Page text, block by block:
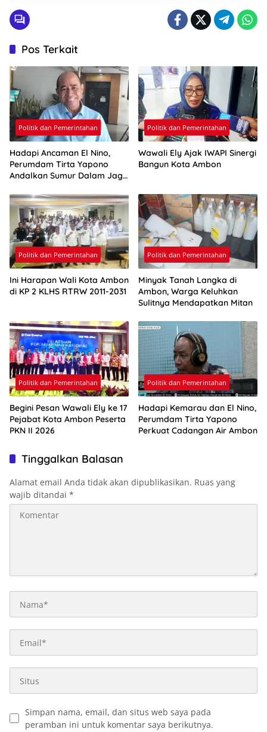
Pos Terkait
Politik dan Pemerintahan
Hadapi Ancaman El Nino,
Perumdam Tirta Yapono
Andalkan Sumur Dalam Jaga
Politik dan Pemerintahan
Wawali Ely Ajak IWAPI Sinergi
Bangun Kota Ambon
Politik dan Pemerintahan
Ini Harapan Wali Kota Ambon
di KP 2 KLHS RTRW 2011-2031
Politik dan Pemerintahan
Minyak Tanah Langka di
Ambon, Warga Keluhkan
Sulitnya Mendapatkan Mitan
Politik dan Pemerintahan
Begini Pesan Wawali Ely ke 17
Pejabat Kota Ambon Peserta
PKN II 2026
Politik dan Pemerintahan
Hadapi Kemarau dan El Nino,
Perumdam Tirta Yapono
Perkuat Cadangan Air Ambon
Tinggalkan Balasan
Alamat email Anda tidak akan dipublikasikan. Ruas yang
wajib ditandai *
Simpan nama, email, dan situs web saya pada
peramban ini untuk komentar saya berikutnya.